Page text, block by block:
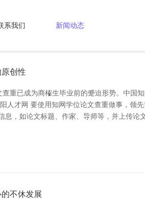
系我们 新闻动态
创性
重已成为商榷生毕业前的蹙迫形势。中国
才网 要使用知网学位论文查重做事，领
，如论文标题、作家、导师等，并上传论
不休发展